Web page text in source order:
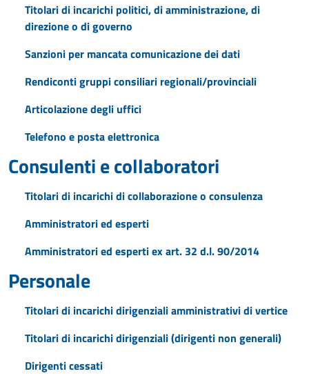
Titolari di incarichi politici, di amministrazione, di
direzione o di governo
Sanzioni per mancata comunicazione dei dati
Rendiconti gruppi consiliari regionali/provinciali
Articolazione degli uffici
Telefono e posta elettronica
Consulenti e collaboratori
Titolari di incarichi di collaborazione o consulenza
Amministratori ed esperti
Amministratori ed esperti ex art. 32 d.l. 90/2014
Personale
Titolari di incarichi dirigenziali amministrativi di vertice
Titolari di incarichi dirigenziali (dirigenti non generali)
Dirigenti cessati